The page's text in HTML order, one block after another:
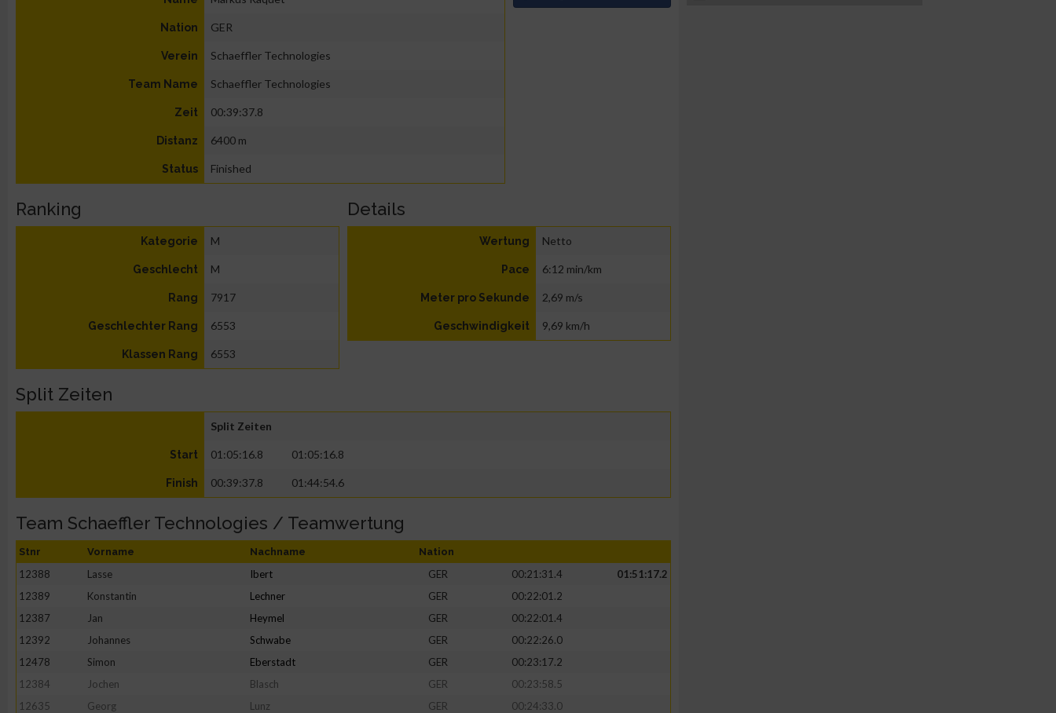
Nation GER
Verein Schaeffler Technologies
Team Name Schaeffler Technologies
Zeit 00:39:37.8
Distanz 6400 m
Status Finished
Ranking
Kategorie M
Geschlecht M
Rang 7917
Geschlechter Rang 6553
Klassen Rang 6553
Details
Wertung Netto
Pace 6:12 min/km
Meter pro Sekunde 2,69 m/s
Geschwindigkeit 9,69 km/h
Split Zeiten
Split Zeiten
Start 01:05:16.8 01:05:16.8
Finish 00:39:37.8 01:44:54.6
Team Schaeffler Technologies / Teamwertung
Stnr Vorname Nachname Nation
12388 Lasse Ibert GER 00:21:31.4
01:51:17.2
12389
Konstantin Lechner GER
00:22:01.2
12387
Jan Heymel GER
00:22:01.4
12392
Johannes Schwabe GER
00:22:26.0
12478
Simon Eberstadt GER
00:23:17.2
12384
Jochen Blasch GER
00:23:58.5
12635
Georg Lunz GER
00:24:33.0